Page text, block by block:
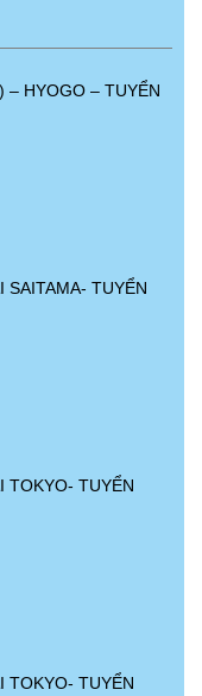
– HYOGO – TUYỂN
SAITAMA- TUYỂN
TOKYO- TUYỂN
TOKYO- TUYỂN